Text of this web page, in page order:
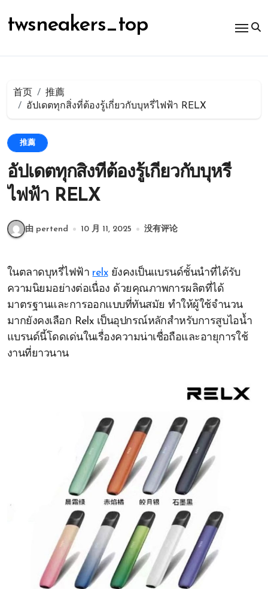
容
twsneakers_top
首页
推薦
อัปเดตทุกสิ่งที่ต้องรู้เกี่ยวกับบุหรี่ไฟฟ้า RELX
推薦
อัปเดตทุกสิ่งที่ต้องรู้เกี่ยวกับบุหรี่
ไฟฟ้า RELX
由 pertend 10 月 11, 2025 没有评论
ในตลาดบุหรี่ไฟฟ้า relxยังคงเป็นแบรนด์ชั้นนำที่ได้รับ
ความนิยมอย่างต่อเนื่อง ด้วยคุณภาพการผลิตที่ได้
มาตรฐานและการออกแบบที่ทันสมัย ทำให้ผู้ใช้จำนวน
มากยังคงเลือก Relx เป็นอุปกรณ์หลักสำหรับการสูบไอน้ำ
แบรนด์นี้โดดเด่นในเรื่องความน่าเชื่อถือและอายุการใช้
งานที่ยาวนาน